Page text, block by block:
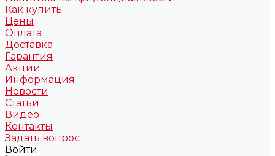
Как купить
Цены
Оплата
Доставка
Гарантия
Акции
Информация
Новости
Статьи
Видео
Контакты
Задать вопрос
Войти